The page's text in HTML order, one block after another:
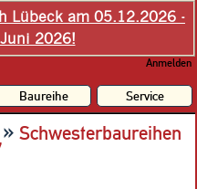
Lübeck am 05.12.2026 -
2026!
Anmelden
Baureihe Service
Schwesterbaureihen